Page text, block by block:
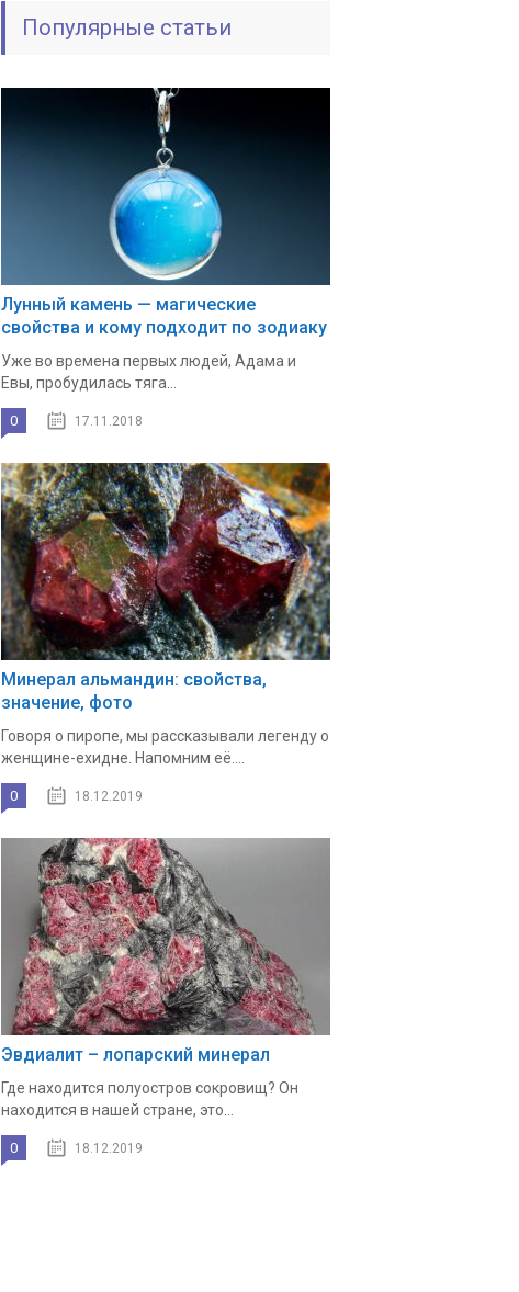
Популярные статьи
Лунный камень — магические
свойства и кому подходит по зодиаку
Уже во времена первых людей, Адама и
Евы, пробудилась тяга...
0 17.11.2018
Минерал альмандин: свойства,
значение, фото
Говоря о пиропе, мы рассказывали легенду о
женщине-ехидне. Напомним её....
0 18.12.2019
Эвдиалит – лопарский минерал
Где находится полуостров сокровищ? Он
находится в нашей стране, это...
0 18.12.2019